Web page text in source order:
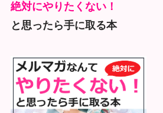
絶対にやりたくない！
と思ったら手に取る本